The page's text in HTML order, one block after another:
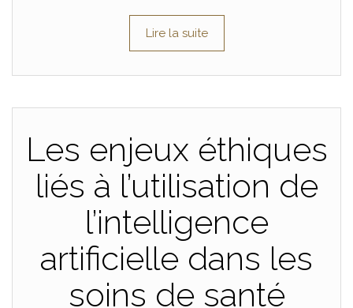
Lire la suite
Les enjeux éthiques
liés à l’utilisation de
l’intelligence
artificielle dans les
soins de santé